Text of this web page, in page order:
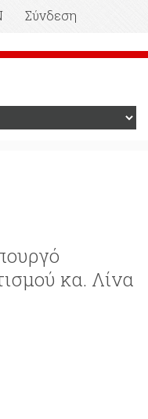
Σύνδεση
κα. Λίνα